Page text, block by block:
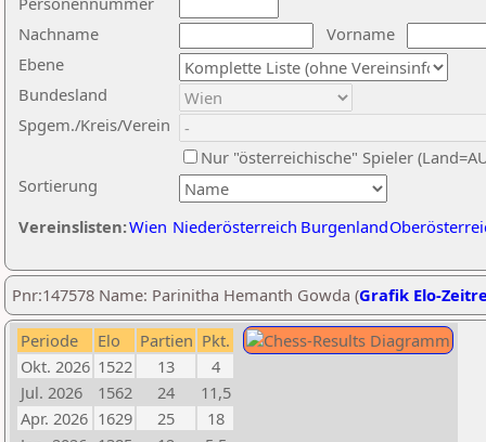
Nachname
Vorname
Ebene
Sortierung
Bundesland
Spgem./Kreis/Verein
Nur "österreichische" Spieler
Vereinslisten:Wien Niederösterreich Burgenland
Pnr:147578 Name: Parinitha Hemanth Gowda (Grafik Elo-
Periode Elo Partien Pkt.
Okt. 2026 1522 13
4
Jul. 2026
1562 24
11,5
Apr. 2026 1629 25
18